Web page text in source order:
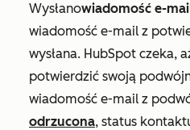
Wysłanowiadomość e-
wiadomość e-mail z
wysłana. HubSpot czeka,
potwierdzić swoją
wiadomość e-mail z
odrzucona, status